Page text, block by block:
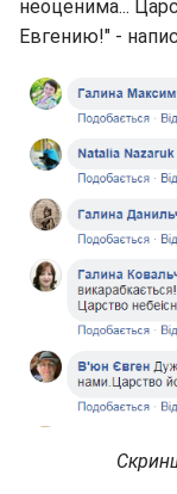
неоценима...
Евгению!" -